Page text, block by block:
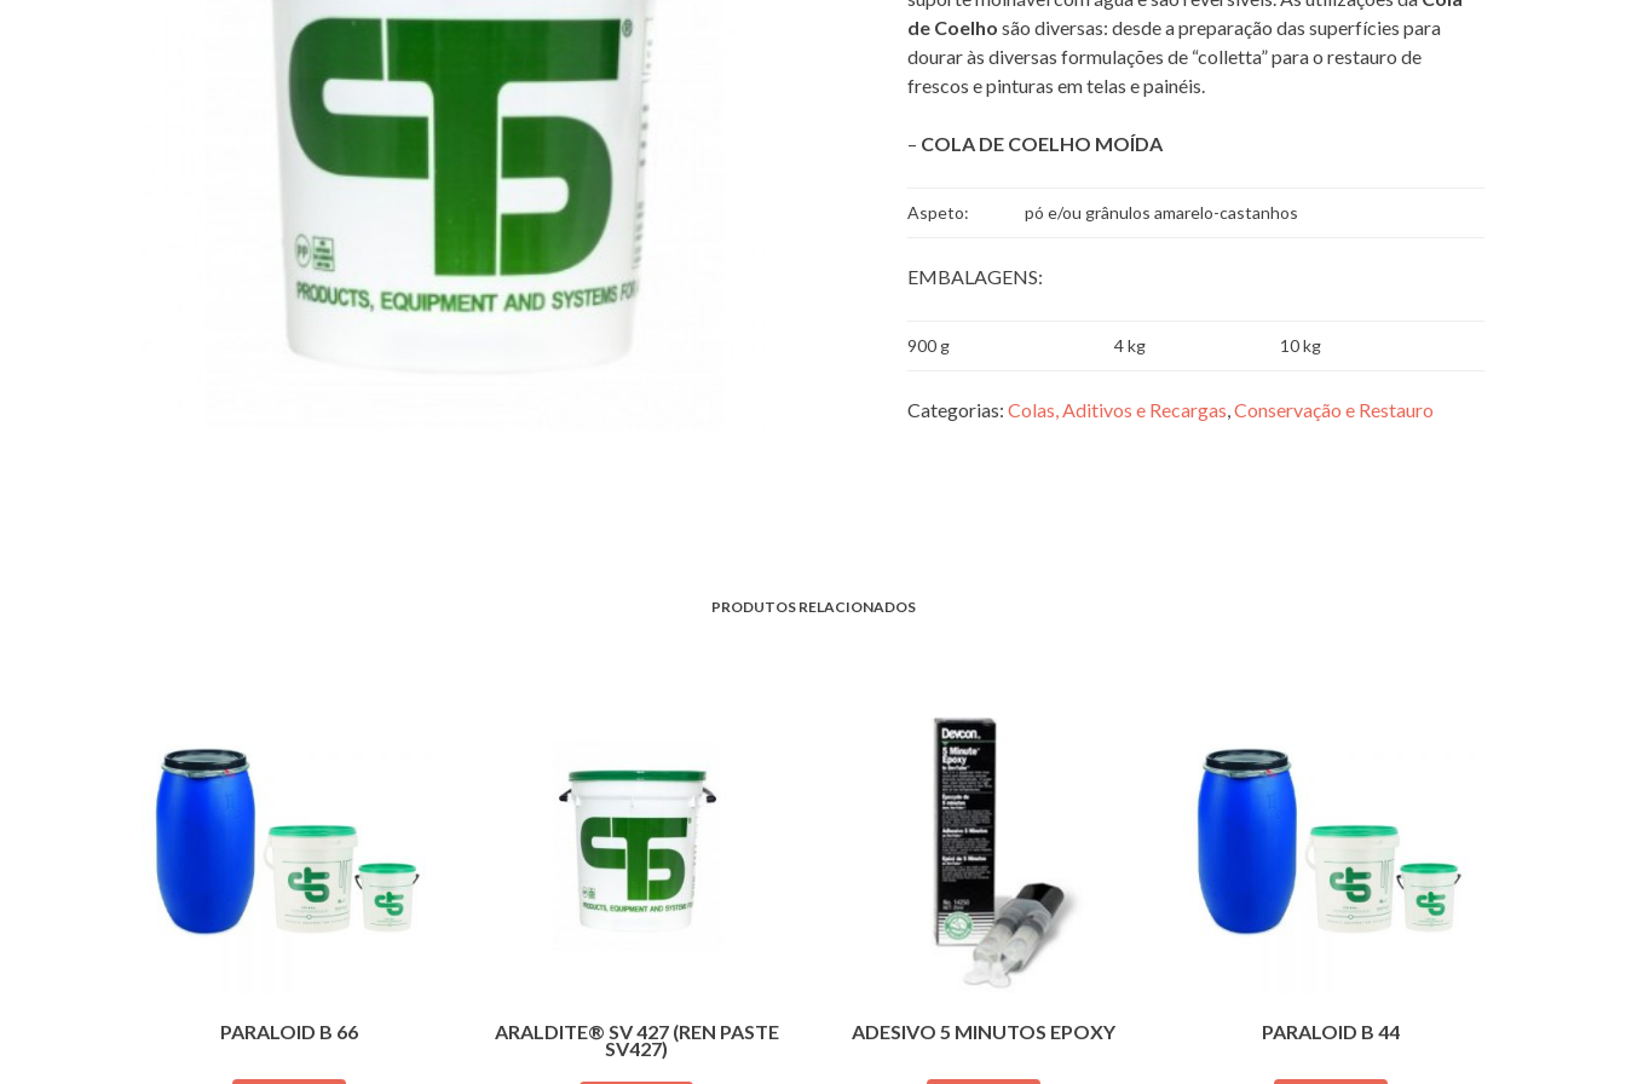
de Coelho são diversas: desde a preparação das superfícies para
dourar às diversas formulações de “colletta” para o restauro de
frescos e pinturas em telas e painéis.
– COLA DE COELHO MOÍDA
Aspeto: pó e/ou grânulos amarelo-castanhos
EMBALAGENS:
900 g 4 kg 10 kg
Categorias: Colas, Aditivos e Recargas,Conservação e Restauro
PRODUTOS RELACIONADOS
PARALOID B 66 ARALDITE® SV 427 (REN PASTE
SV427)
ADESIVO 5 MINUTOS EPOXY PARALOID B 44